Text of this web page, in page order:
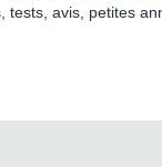
tests, avis, petites